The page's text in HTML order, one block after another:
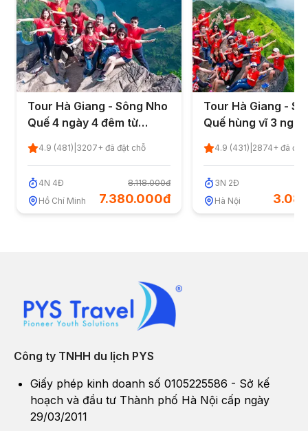
Tour Hà Giang - Sông Nho
Quế 4 ngày 4 đêm từ
tuần 2026
4.9 (481) 3207+ đã đặt chỗ
4N 4Đ
Hồ Chí Minh
8.118.000đ
7.380.000đ
Tour Hà Giang -
Quế hùng vĩ 3
hàng tuần 2026
4.9 (431) 2874+ đã đặt
3N 2Đ
Hà Nội
Công ty TNHH du lịch PYS
Giấy phép kinh doanh số 0105225586 - Sở kế
hoạch và đầu tư Thành phố Hà Nội cấp ngày
29/03/2011